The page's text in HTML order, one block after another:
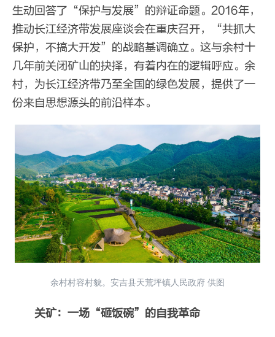
生动回答了“保护与发展”的辩证命题。2016年，
推动长江经济带发展座谈会在重庆召开，“共抓大
保护，不搞大开发”的战略基调确立。这与余村十
几年前关闭矿山的抉择，有着内在的逻辑呼应。余
村，为长江经济带乃至全国的绿色发展，提供了一
份来自思想源头的前沿样本。
余村村容村貌。安吉县天荒坪镇人民政府 供图
关矿：一场“砸饭碗”的自我革命